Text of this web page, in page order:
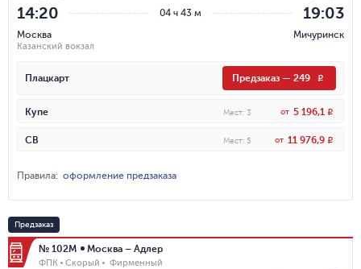
04 ч 43 м
14:20
Москва
Казанский вокзал
19:03
Мичуринск
Плацкарт Предзаказ — 249 R
Купе Мест: 3 от 5 196,1 R
СВ Мест: 5 от 11 976,9 R
Правила: оформление предзаказа
Предзаказ
№ 102М Москва – Адлер
ФПК Скорый
Фирменный